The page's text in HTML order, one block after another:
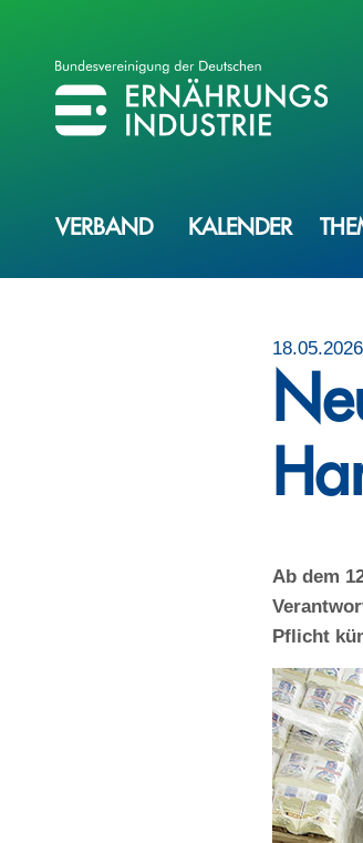
BVE
BUNDESVEREINIGUNG DER ERNÄHRUNGSINDUSTRIE
VERBAND KALENDER
18.05.2026
Ab dem
Pflicht